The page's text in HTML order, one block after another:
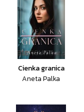
Cienka granica
Aneta Palka